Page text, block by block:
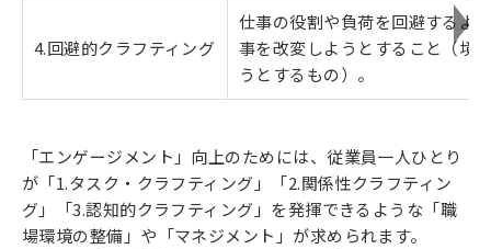
4.回避的クラフティング
仕事の役割や負荷を回避するよ
事を改変しようとすること（境
うとするもの）。
「エンゲージメント」向上のためには、従業員一人ひとり
が「1.タスク・クラフティング」「2.関係性クラフティン
グ」「3.認知的クラフティング」を発揮できるような「職
場環境の整備」や「マネジメント」が求められます。